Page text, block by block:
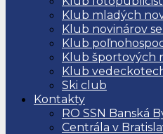
Klub mladých
Klub novinárov
Klub
Klub športových
Klub
Ski club
Kontakty
RO SSN Banská
Centrála v